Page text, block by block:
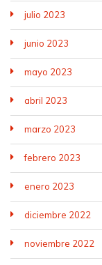
julio 2023
junio 2023
mayo 2023
abril 2023
marzo 2023
febrero 2023
enero 2023
diciembre 2022
noviembre 2022